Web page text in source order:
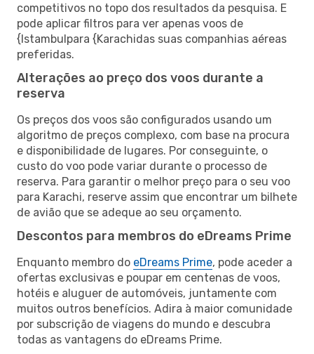
competitivos no topo dos resultados da pesquisa. E
pode aplicar filtros para ver apenas voos de
{Istambulpara {Karachidas suas companhias aéreas
preferidas.
Alterações ao preço dos voos durante a
reserva
Os preços dos voos são configurados usando um
algoritmo de preços complexo, com base na procura
e disponibilidade de lugares. Por conseguinte, o
custo do voo pode variar durante o processo de
reserva. Para garantir o melhor preço para o seu voo
para Karachi, reserve assim que encontrar um bilhete
de avião que se adeque ao seu orçamento.
Descontos para membros do eDreams Prime
Enquanto membro do eDreams Prime, pode aceder a
ofertas exclusivas e poupar em centenas de voos,
hotéis e aluguer de automóveis, juntamente com
muitos outros benefícios. Adira à maior comunidade
por subscrição de viagens do mundo e descubra
todas as vantagens do eDreams Prime.